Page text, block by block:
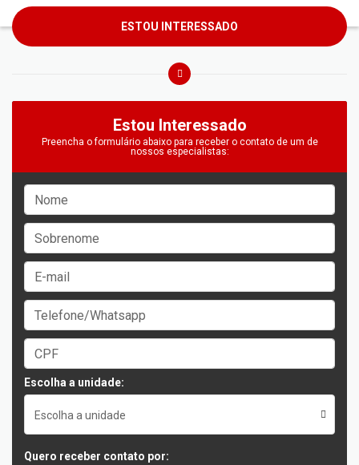
ESTOU INTERESSADO
Estou Interessado
Preencha o formulário abaixo para receber o contato de um de
nossos especialistas:
Escolha a unidade:
Escolha a unidade
Quero receber contato por: